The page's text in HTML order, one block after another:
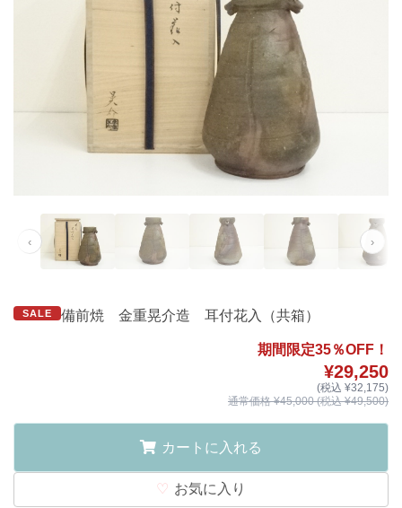
‹ ›
SALE 備前焼 金重晃介造 耳付花入（共箱）
期間限定35％OFF！
¥29,250
(税込 ¥32,175)
通常価格 ¥45,000 (税込 ¥49,500)
カートに入れる
お気に入り